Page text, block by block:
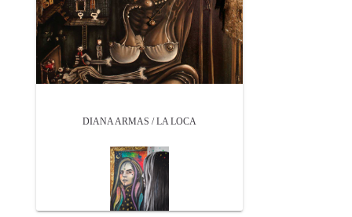
DIANA ARMAS / LA LOCA